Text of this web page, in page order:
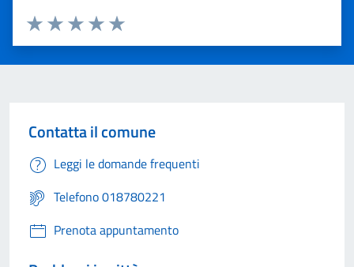
Valuta 5 stelle su 5
Valuta 4 stelle su 5
Valuta 3 stelle su 5
Valuta 2 stelle su 5
Valuta 1 stelle su 5
Contatta il comune
Leggi le domande frequenti
Telefono 018780221
Prenota appuntamento